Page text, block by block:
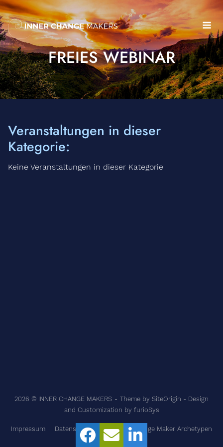
Skip
to
content
FREIES WEBINAR
Veranstaltungen in dieser
Kategorie:
Keine Veranstaltungen in dieser Kategorie
2026 © INNER CHANGE MAKERS Theme by SiteOrigin - Design
and Customization by furioSys
Impressum Datenschutzerklärung Change Maker Archetypen